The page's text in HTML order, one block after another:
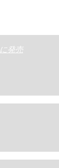
発売